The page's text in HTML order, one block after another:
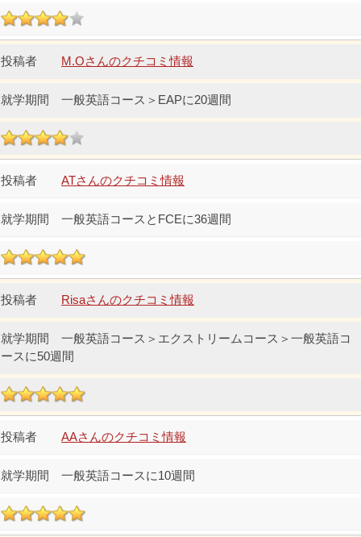
M.Oさんのクチコミ情報
一般英語コース＞EAPに20週間
ATさんのクチコミ情報
一般英語コースとFCEに36週間
Risaさんのクチコミ情報
一般英語コース＞エクストリームコース＞一般英語コ
ースに50週間
AAさんのクチコミ情報
一般英語コースに10週間